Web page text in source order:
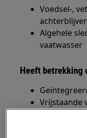
Voedsel-,
Algehele
vaatwasser
Heeft betrekking
Vrijstaande